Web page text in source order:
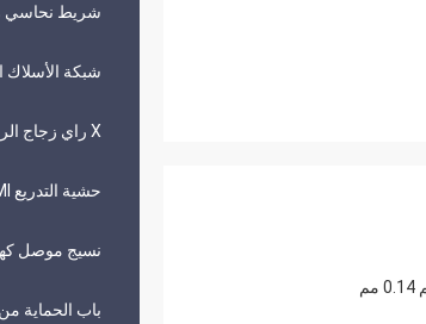
شريط
شبكة الأسلاك
X راي زجاج الرصاص
حشية التدريع EMI
نسيج موصل
باب الحماية